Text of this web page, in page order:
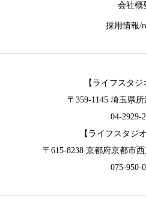
会社概
採用情報/
【ライフスタジ
〒359-1145 埼玉県
04-2929-
【ライフスタジ
〒615-8238 京都府京都市
075-950-